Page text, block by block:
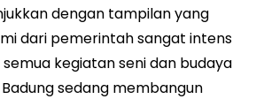
dengan tampilan yang
dari pemerintah sangat intens
kegiatan seni dan budaya
Badung sedang membangun